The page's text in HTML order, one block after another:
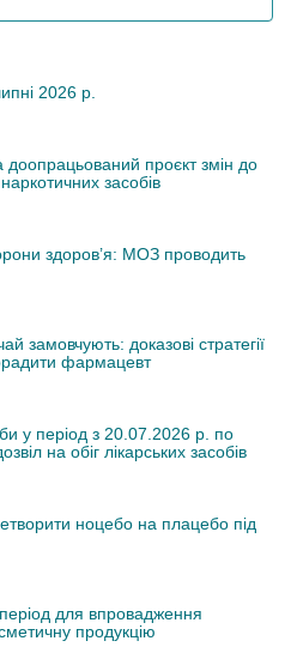
2026 р.
проєкт змін до
засобів
здоров’я: МОЗ проводить
замовчують: доказові стратегії
фармацевт
у період з 20.07.2026 р. по
на обіг лікарських засобів
ноцебо на плацебо під
для впровадження
продукцію